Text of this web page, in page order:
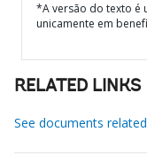
*A versão do texto é
unicamente em
RELATED LINKS
See documents